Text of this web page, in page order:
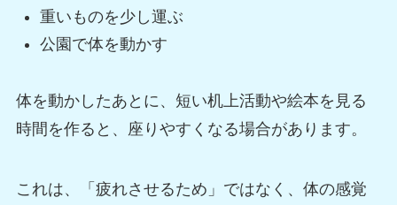
重いものを少し運ぶ
公園で体を動かす
体を動かしたあとに、短い机上活動や絵本を見る
時間を作ると、座りやすくなる場合があります。
これは、「疲れさせるため」ではなく、体の感覚